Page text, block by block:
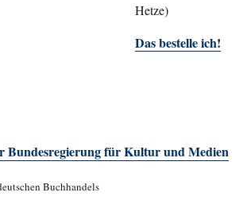
Hetze)
Das bestelle ich!
Bundesregierung für Kultur und Medien